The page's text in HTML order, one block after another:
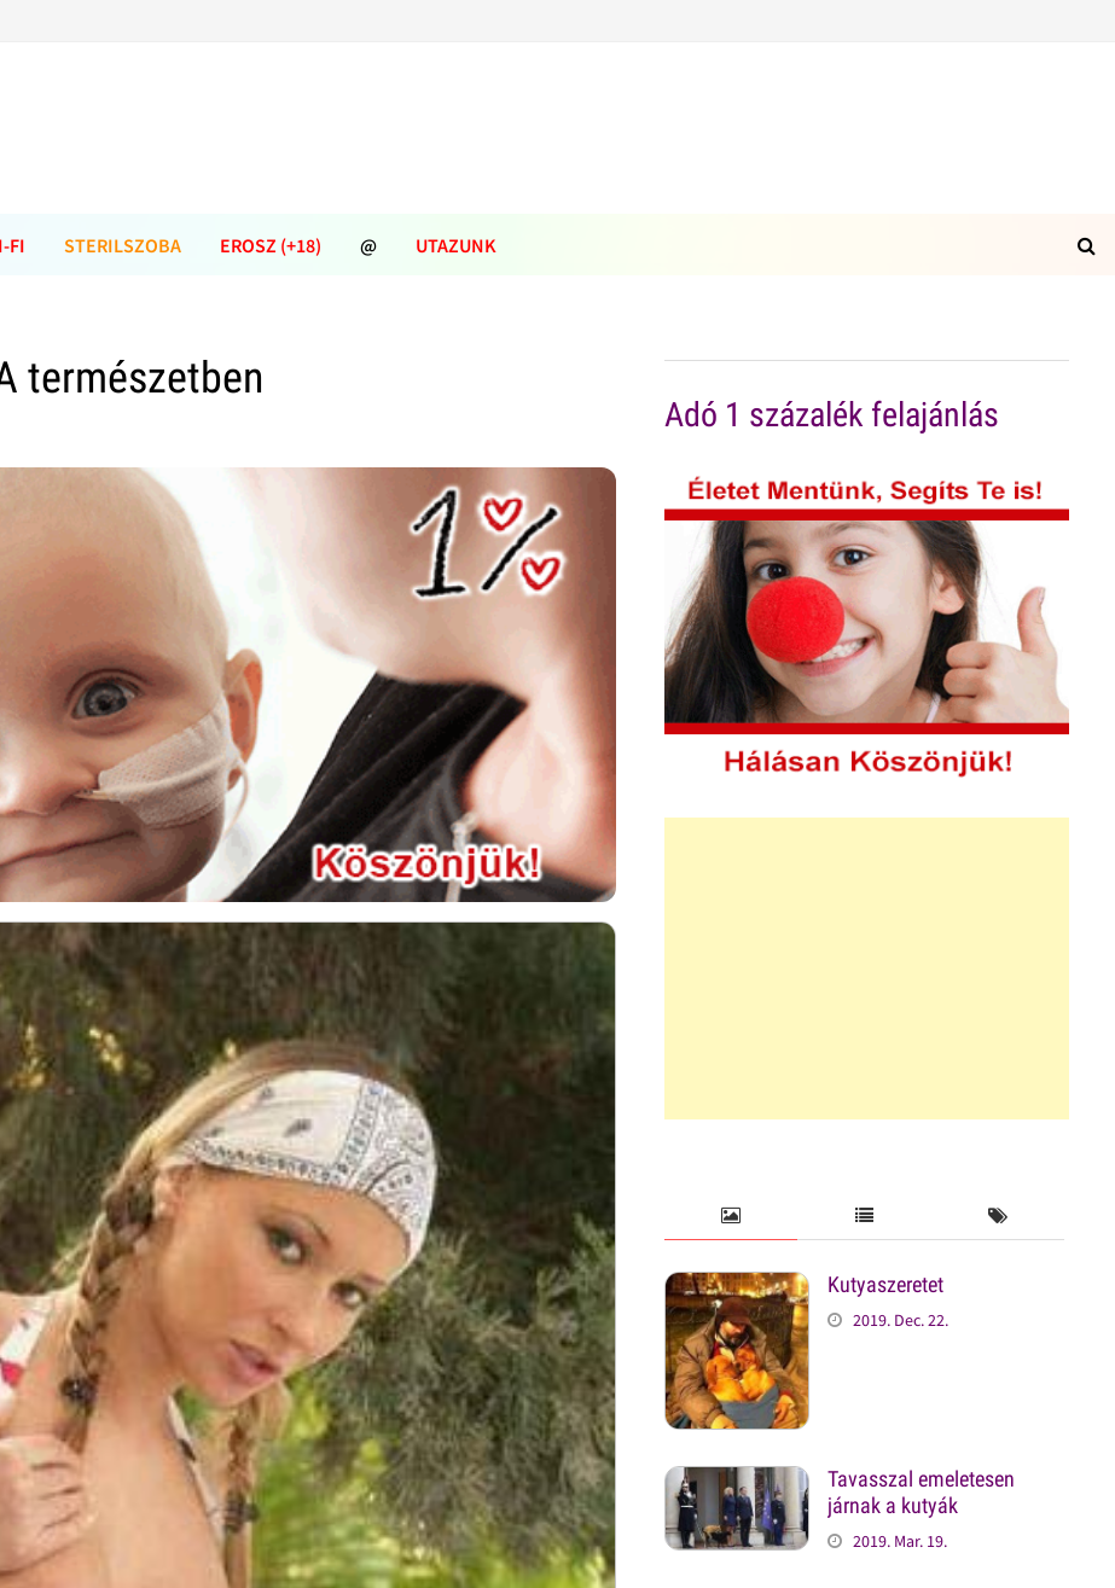
FI STERILSZOBA EROSZ (+18) @ UTAZUNK
természetben
Adó 1 százalék felajánlás
Kutyaszeretet
2019. Dec. 22.
Tavasszal emeletesen
járnak a kutyák
2019. Mar. 19.